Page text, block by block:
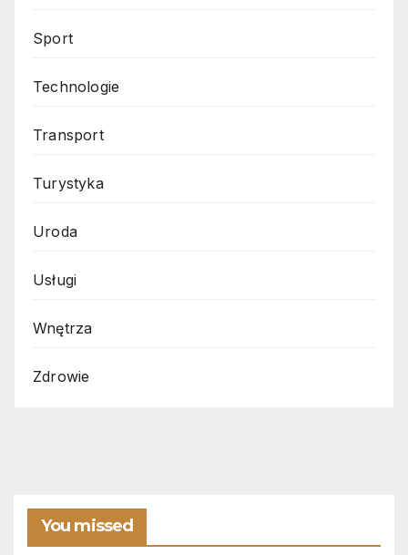
Sport
Technologie
Transport
Turystyka
Uroda
Usługi
Wnętrza
Zdrowie
You missed